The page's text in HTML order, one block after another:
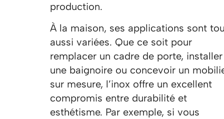
production.
À la maison, ses applications sont
aussi variées. Que ce soit pour
remplacer un cadre de porte, installer
une baignoire ou concevoir un
sur mesure, l’inox offre un excellent
compromis entre durabilité et
esthétisme. Par exemple, si vous